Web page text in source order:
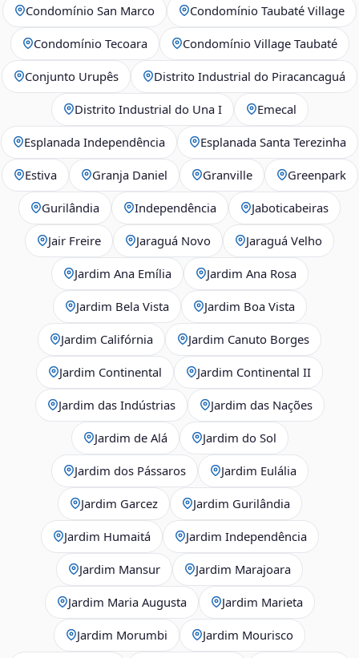
Condomínio San Marco Condomínio Taubaté Village
Condomínio Tecoara Condomínio Village Taubaté
Conjunto Urupês Distrito Industrial do Piracancaguá
Distrito Industrial do Una I Emecal
Esplanada Independência Esplanada Santa Terezinha
Estiva Granja Daniel Granville Greenpark
Gurilândia Independência Jaboticabeiras
Jair Freire Jaraguá Novo Jaraguá Velho
Jardim Ana Emília Jardim Ana Rosa
Jardim Bela Vista Jardim Boa Vista
Jardim Califórnia Jardim Canuto Borges
Jardim Continental Jardim Continental II
Jardim das Indústrias Jardim das Nações
Jardim de Alá Jardim do Sol
Jardim dos Pássaros Jardim Eulália
Jardim Garcez Jardim Gurilândia
Jardim Humaitá Jardim Independência
Jardim Mansur Jardim Marajoara
Jardim Maria Augusta Jardim Marieta
Jardim Morumbi Jardim Mourisco